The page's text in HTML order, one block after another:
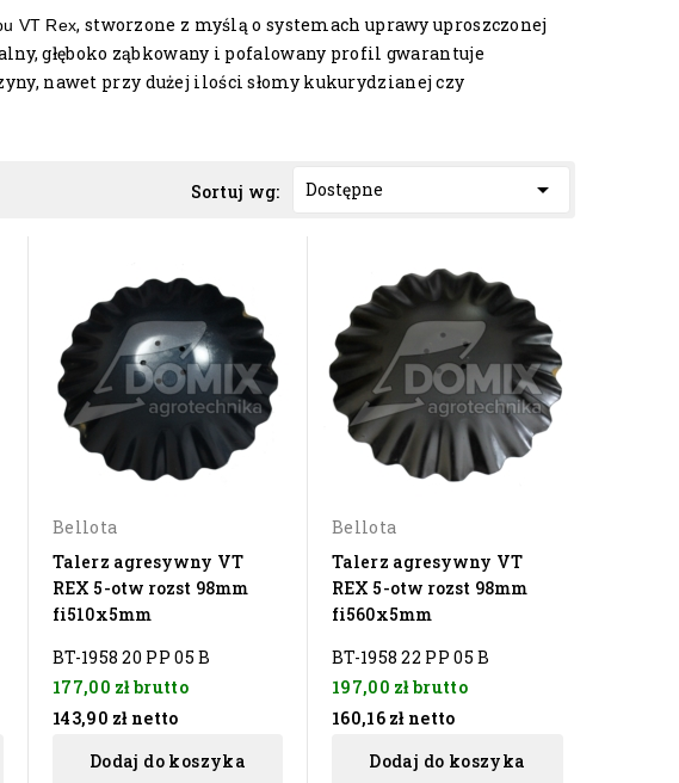
VT Rex, stworzone z myślą o systemach uprawy uproszczonej
głęboko ząbkowany i pofalowany profil gwarantuje
nawet przy dużej ilości słomy kukurydzianej czy
Sortuj wg: Dostępne 
Bellota
Talerz agresywny VT
REX 5-otw rozst 98mm
fi510x5mm
BT-1958 20 PP 05 B
177,00 złbrutto
143,90 zł netto
Dodaj do koszyka
Bellota
Talerz agresywny VT
REX 5-otw rozst 98mm
fi560x5mm
BT-1958 22 PP 05 B
197,00 złbrutto
160,16 zł netto
Dodaj do koszyka